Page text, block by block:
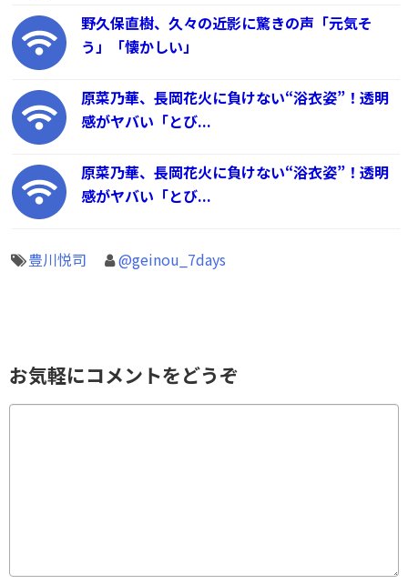
野久保直樹、久々の近影に驚きの声「元気そ
う」「懐かしい」
原菜乃華、長岡花火に負けない“浴衣姿”！透明
感がヤバい「とび...
原菜乃華、長岡花火に負けない“浴衣姿”！透明
感がヤバい「とび...
豊川悦司 @geinou_7days
お気軽にコメントをどうぞ